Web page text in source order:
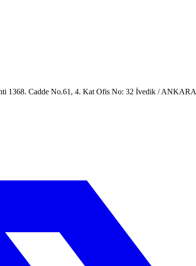
1368. Cadde No.61, 4. Kat Ofis No: 32 İvedik / ANKARA